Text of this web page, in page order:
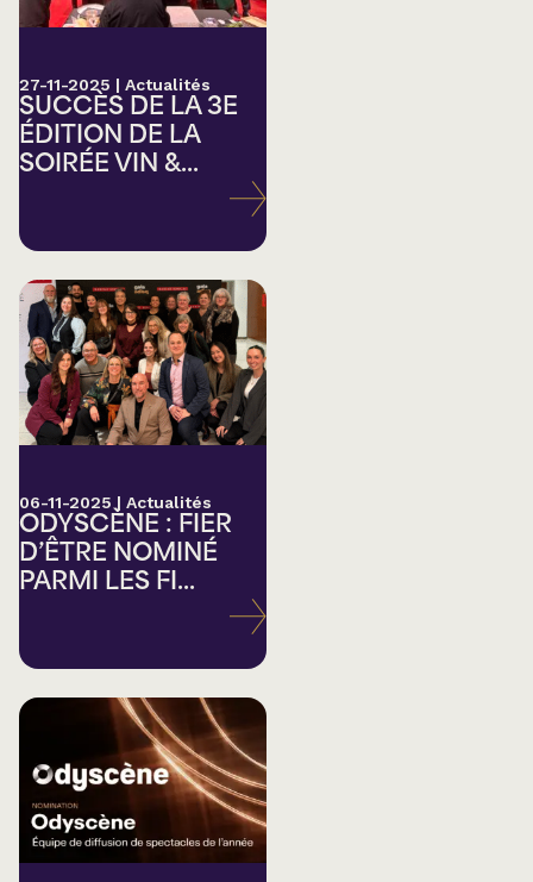
27-11-2025 | Actualités
SUCCÈS DE LA 3E
ÉDITION DE LA
SOIRÉE VIN &...
06-11-2025 | Actualités
ODYSCÈNE : FIER
D’ÊTRE NOMINÉ
PARMI LES FI...